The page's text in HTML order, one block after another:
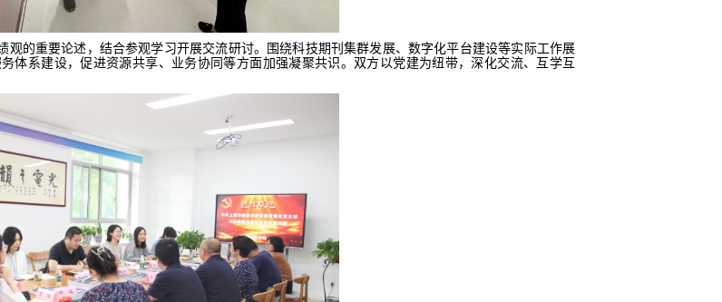
的重要论述，结合参观学习开展交流研讨。 围绕科技期刊集群发展、数字化平台建设等实际工作展
体系建设，促进资源共享、业务协同等方面加强凝聚共识。 双方以党建为纽带，深化交流、互学互